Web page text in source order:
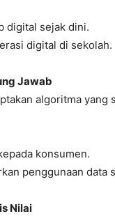
digital sejak dini.
digital di sekolah.
Jawab
algoritma yang
konsumen.
penggunaan data
Nilai